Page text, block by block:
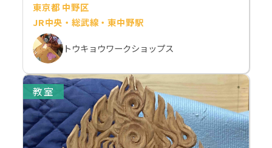
東京都 中野区
JR中央・総武線・東中野駅
トウキョウワークショップス
教室